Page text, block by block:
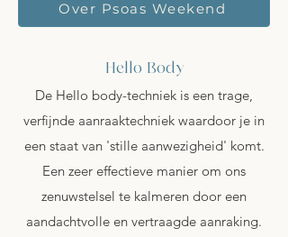
Over Psoas Weekend
Hello Body
De Hello body-techniek is een trage,
verfijnde aanraaktechniek waardoor je in
een staat van 'stille aanwezigheid' komt.
Een zeer effectieve manier om ons
zenuwstelsel te kalmeren door een
aandachtvolle en vertraagde aanraking.